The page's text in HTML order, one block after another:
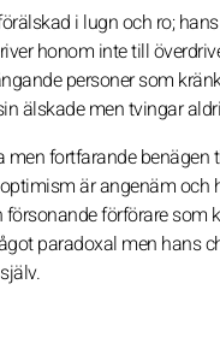
i lugn och ro;
honom inte till
personer som
älskade men tvingar
men fortfarande
är angenäm
förförare
paradoxal men hans